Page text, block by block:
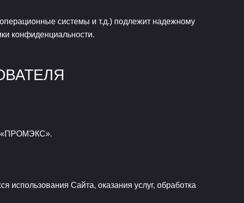
системы и т.д.) подлежит надежному
конфиденциальности.
«ПРОМЭКС».
использования Сайта, оказания услуг, обработка